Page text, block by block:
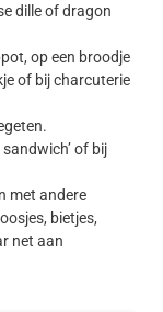
dille of dragon
op een broodje
of bij charcuterie
of bij
met andere
bietjes,
net aan